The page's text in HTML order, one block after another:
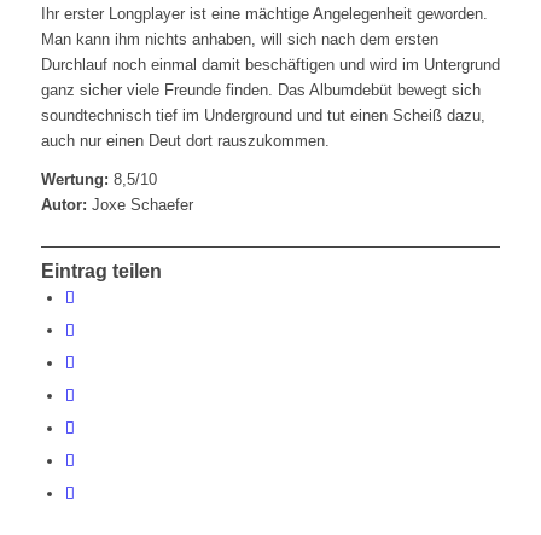
Ihr erster Longplayer ist eine mächtige Angelegenheit geworden.
Man kann ihm nichts anhaben, will sich nach dem ersten
Durchlauf noch einmal damit beschäftigen und wird im Untergrund
ganz sicher viele Freunde finden. Das Albumdebüt bewegt sich
soundtechnisch tief im Underground und tut einen Scheiß dazu,
auch nur einen Deut dort rauszukommen.
Wertung: 8,5/10
Autor: Joxe Schaefer
Eintrag teilen